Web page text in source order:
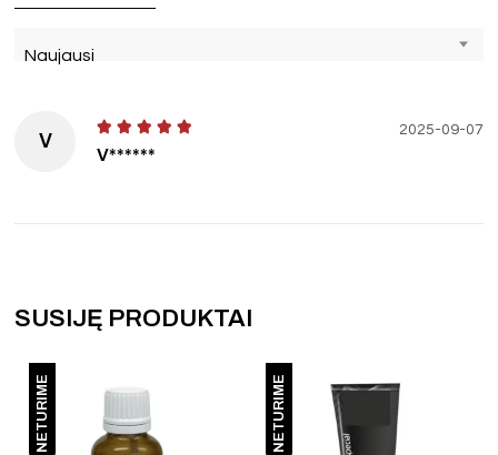
Naujausi
V
V******
2025-09-07
SUSIJĘ PRODUKTAI
NETURIME NETURIME